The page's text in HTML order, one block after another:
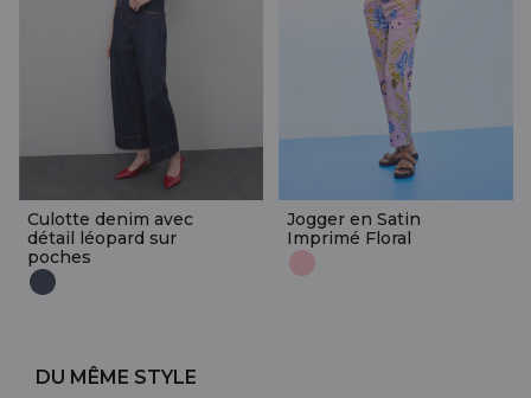
Culotte denim avec
détail léopard sur
poches
Jogger en Satin
Imprimé Floral
DU MÊME STYLE